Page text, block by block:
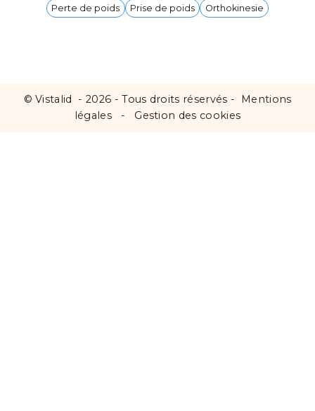
Perte de poids Prise de poids Orthokinesie
©Vistalid - 2026 - Tous droits réservés -
Mentions
légales
- Gestion des cookies